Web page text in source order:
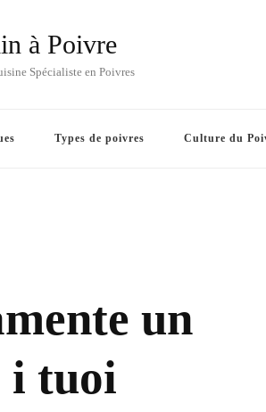
à Poivre
Spécialiste en Poivres
Types de poivres Culture du
un
i tuoi